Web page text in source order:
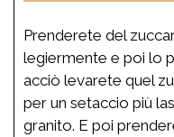
Prenderete del
legiermente e poi lo
acciò levarete quel
per un setaccio più
granito. E poi